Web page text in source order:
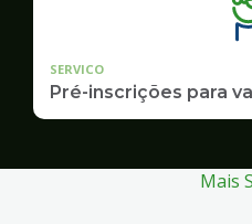
SERVICO
Pré-inscrições para
Mais